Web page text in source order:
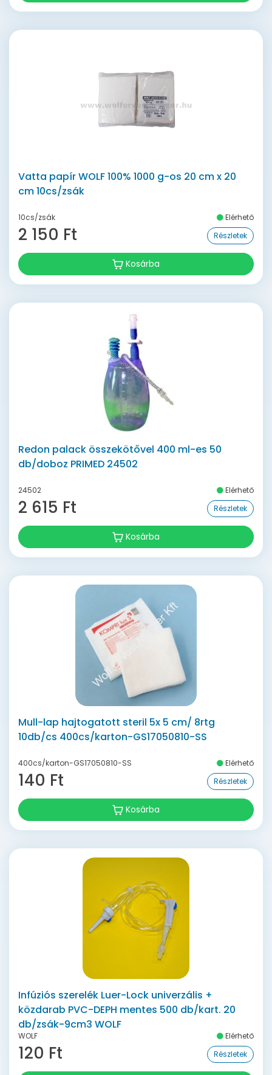
Vatta papír WOLF 100% 1000 g-os 20 cm x 20
cm 10cs/zsák
10cs/zsák Elérhető
2 150 Ft Részletek
Kosárba
Redon palack összekötővel 400 ml-es 50
db/doboz PRIMED 24502
24502 Elérhető
2 615 Ft Részletek
Kosárba
Mull-lap hajtogatott steril 5x 5 cm/ 8rtg
10db/cs 400cs/karton-GS17050810-SS
400cs/karton-GS17050810-SS Elérhető
140 Ft Részletek
Kosárba
Infúziós szerelék Luer-Lock univerzális +
közdarab PVC-DEPH mentes 500 db/kart. 20
db/zsák-9cm3 WOLF
WOLF Elérhető
120 Ft Részletek